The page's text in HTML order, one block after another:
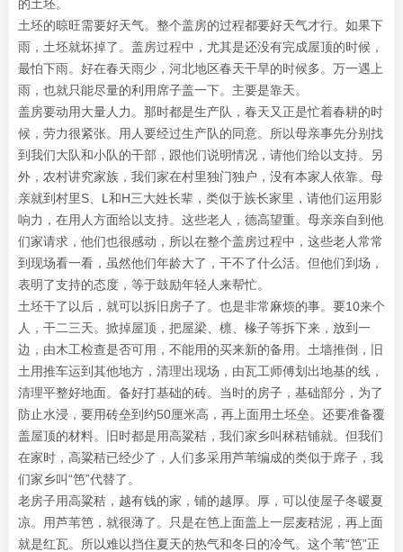
的土坯。
土坯的晾旺需要好天气。整个盖房的过程都要好天气才行。如果下
雨，土坯就坏掉了。盖房过程中，尤其是还没有完成屋顶的时候，
最怕下雨。好在春天雨少，河北地区春天干旱的时候多。万一遇上
雨，也就只能尽量的利用席子盖一下。主要是靠天。
盖房要动用大量人力。那时都是生产队，春天又正是忙着春耕的时
候，劳力很紧张。用人要经过生产队的同意。所以母亲事先分别找
到我们大队和小队的干部，跟他们说明情况，请他们给以支持。另
外，农村讲究家族，我们家在村里独门独户，没有本家人依靠。母
亲就到村里S、L和H三大姓长辈，类似于族长家里，请他们运用影
响力，在用人方面给以支持。这些老人，德高望重。母亲亲自到他
们家请求，他们也很感动，所以在整个盖房过程中，这些老人常常
到现场看一看，虽然他们年龄大了，干不了什么活。但他们到场，
表明了支持的态度，等于鼓励年轻人来帮忙。
土坯干了以后，就可以拆旧房子了。也是非常麻烦的事。要10来个
人，干二三天。掀掉屋顶，把屋梁、檩、椽子等拆下来，放到一
边，由木工检查是否可用，不能用的买来新的备用。土墙推倒，旧
土用推车运到其他地方，清理出现场，由瓦工师傅划出地基的线，
清理平整好地面。备好打基础的砖。当时的房子，基础部分，为了
防止水浸，要用砖垒到约50厘米高，再上面用土坯垒。还要准备覆
盖屋顶的材料。旧时都是用高粱秸，我们家乡叫秫秸铺就。但我们
在家时，高粱秸已经少了，人们多采用芦苇编成的类似于席子，我
们家乡叫“笆”代替了。
老房子用高粱秸，越有钱的家，铺的越厚。厚，可以使屋子冬暖夏
凉。用芦苇笆，就很薄了。只是在笆上面盖上一层麦秸泥，再上面
就是红瓦。所以难以挡住夏天的热气和冬日的冷气。这个苇“笆”正